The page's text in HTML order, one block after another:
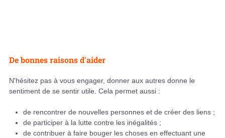
De bonnes raisons d'aider
N'hésitez pas à vous engager, donner aux autres donne le
sentiment de se sentir utile. Cela permet aussi :
de rencontrer de nouvelles personnes et de créer des liens ;
de participer à la lutte contre les inégalités ;
de contribuer à faire bouger les choses en effectuant une